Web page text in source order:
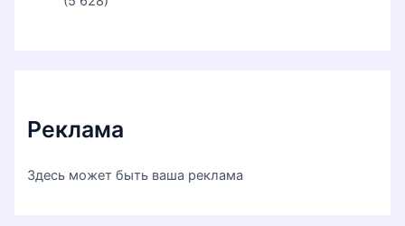
Реклама
Здесь может быть ваша реклама